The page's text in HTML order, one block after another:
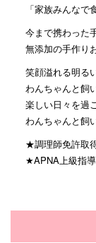
「家族みんな
今まで携わった
無添加の手作り
笑顔溢れる明る
わんちゃんと飼
楽しい日々を過
わんちゃんと飼
★調理師免許取
★APNA上級指